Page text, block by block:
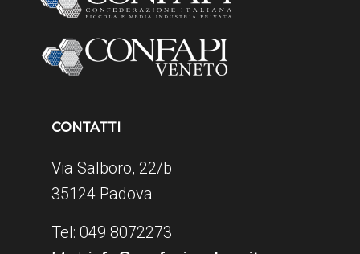
CONTATTI
Via Salboro, 22/b
35124 Padova
Tel: 049 8072273